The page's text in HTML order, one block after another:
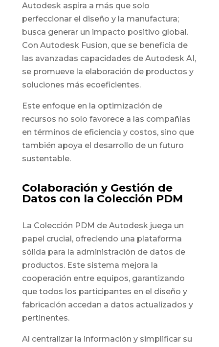
Autodesk aspira a más que solo
perfeccionar el diseño y la manufactura;
busca generar un impacto positivo global.
Con Autodesk Fusion, que se beneficia de
las avanzadas capacidades de Autodesk AI,
se promueve la elaboración de productos y
soluciones más ecoeficientes.
Este enfoque en la optimización de
recursos no solo favorece a las compañías
en términos de eficiencia y costos, sino que
también apoya el desarrollo de un futuro
sustentable.
Colaboración y Gestión de
Datos con la Colección PDM
La Colección PDM de Autodesk juega un
papel crucial, ofreciendo una plataforma
sólida para la administración de datos de
productos. Este sistema mejora la
cooperación entre equipos, garantizando
que todos los participantes en el diseño y
fabricación accedan a datos actualizados y
pertinentes.
Al centralizar la información y simplificar su